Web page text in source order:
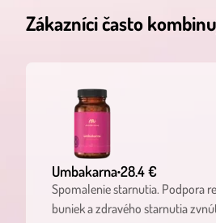
Zákazníci často
Umbakarna•28.4 €
Spomalenie starnutia. Podpora
buniek a zdravého starnutia